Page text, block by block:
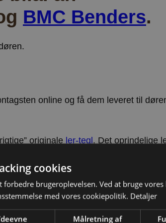
BMC Benders.
online og få dem leveret til
originale ler-tegl . Det oprindelige
ikke kan bære de tunge tage, kan
i mere end 50 år. Specielt er ståltag
Kan husets konstruktion bære et
cookies
brugeroplevelsen. Ved at bruge
med vores cookiepolitik. Detaljer
Målretning af